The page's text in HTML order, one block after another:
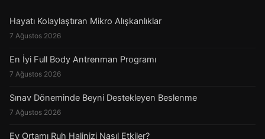
Hayatı Kolaylaştıran Mikro Alışkanlıklar
7 Ağustos 2026
En İyi Full Body Antrenman Programı
7 Ağustos 2026
Sınav Döneminde Beyni Destekleyen Beslenme
7 Ağustos 2026
Ev Ortamı Ruh Halinizi Nasıl Etkiler?